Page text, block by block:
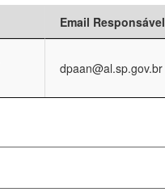
Email Responsável
dpaan@al.sp.gov.br